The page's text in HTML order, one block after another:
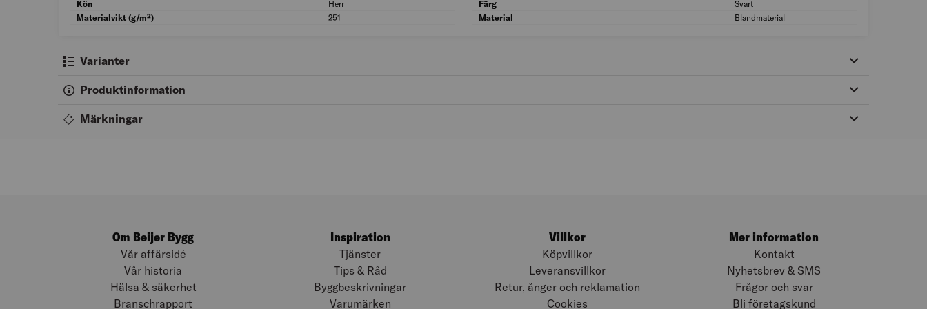
Kön
Herr
Kön: Herr
Materialvikt (g/m²)
251 Materialvikt (g/m²): 251
Färg
Svart
Material
Blandmaterial
Varianter
Produktinformation
Märkningar
Om Beijer Bygg
Vår affärsidé
Vår historia
Hälsa & säkerhet
Branschrapport
Inspiration
Tjänster
Tips & Råd
Byggbeskrivningar
Varumärken
Villkor
Köpvillkor
Leveransvillkor
Retur, ånger och reklamation
Cookies
Mer information
Kontakt
Nyhetsbrev & SMS
Frågor och svar
Bli företagskund